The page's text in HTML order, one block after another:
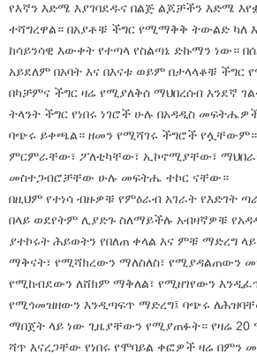
የእኛን እድሜ እያገባደዱና በልጅ ልጆቻችን እድሜ
ተሻግረዋል። በአያቶቹ ችግር የሚማቅቅ ትውልድ ካለ
ከሳይንሳዊ እውቀት የተጣላ የስልጣኔ ድኩማን ነው።
አይደለም በአባት እና በእናቱ ወይም በታላላቆቹ
በካቻምና ችግር ዛሬ የሚያለቅሰ ማህበረሰብ እንደኛ
ትላንት ችግር የነበሩ ነገሮች ሁሉ በአዳዲስ
ባጭሩ ይቀጫል። ዘመን የሚሻገሩ ችግሮች
ምርምራቸው፣ ፖለቲካቸው፣ ኢኮኖሚያቸው፣
መስተጋብሮቻቸው ሁሉ መፍትሔ ተኮር ናቸው።
በዚህም የተነሳ ብዙዎቹ የምዕራብ አገራት የእድገት
በላይ ወደየትም ሊያድጉ ስለማይችሉ አብዛኛዎቹ
ያተኮሩት ሕይወትን የበለጠ ቀላል እና ምቹ ማድረግ
ማቅናት፣ የሚሻክረውን ማለስለስ፣ የሚያዳልጠውን
የሚከብደውን ለሸክም ማቅለል፣ የሚዘገየውን
የሚጎመዝዘውን እንዲጣፍጥ ማድረግ፤ ባጭሩ
ማበጀት ላይ ነው ጊዜያቸውን የሚያጠፉት። የዛሬ 20
ሻጥ እናረጋቸው የነበሩ የሞባይል ቀፎዎች ዛሬ በምን